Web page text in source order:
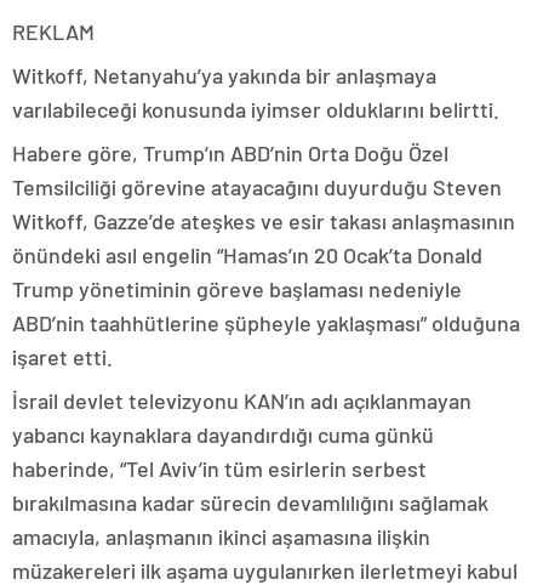
REKLAM
Witkoff, Netanyahu’ya yakında bir anlaşmaya
varılabileceği konusunda iyimser olduklarını belirtti.
Habere göre, Trump’ın ABD’nin Orta Doğu Özel
Temsilciliği görevine atayacağını duyurduğu Steven
Witkoff, Gazze’de ateşkes ve esir takası anlaşmasının
önündeki asıl engelin “Hamas’ın 20 Ocak’ta Donald
Trump yönetiminin göreve başlaması nedeniyle
ABD’nin taahhütlerine şüpheyle yaklaşması” olduğuna
işaret etti.
İsrail devlet televizyonu KAN’ın adı açıklanmayan
yabancı kaynaklara dayandırdığı cuma günkü
haberinde, “Tel Aviv’in tüm esirlerin serbest
bırakılmasına kadar sürecin devamlılığını sağlamak
amacıyla, anlaşmanın ikinci aşamasına ilişkin
müzakereleri ilk aşama uygulanırken ilerletmeyi kabul